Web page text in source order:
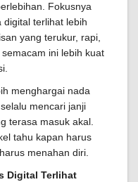
Fokusnya
terlihat lebih
yang terukur, rapi,
ini lebih kuat
menghargai nada
mencari janji
terasa masuk akal.
tahu kapan harus
menahan diri.
Digital Terlihat